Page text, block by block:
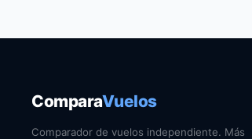
ComparaVuelos
Comparador de vuelos independiente. Más